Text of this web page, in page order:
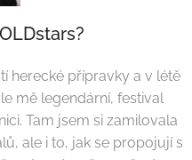
herecké přípravky a v létě
mě legendární, festival
Tam jsem si zamilovala
ale i to, jak se propojují s